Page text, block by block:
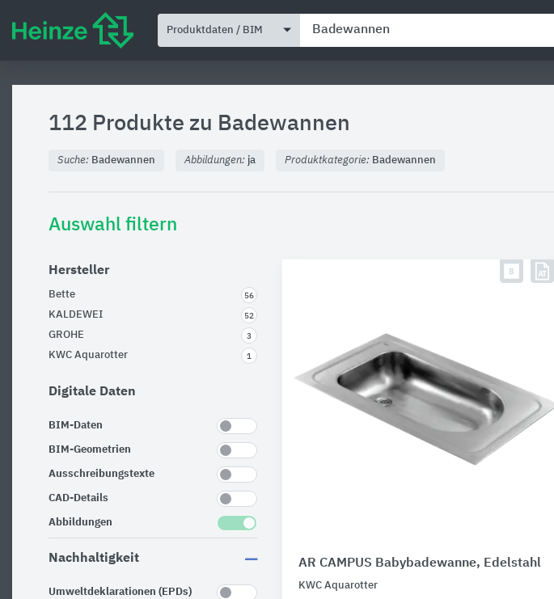
Produktdaten / BIM
112 Produkte zu Badewannen
Suche: Badewannen Abbildungen: ja Produktkategorie: Badewannen
Auswahl filtern
Hersteller
Bette 56
KALDEWEI 52
GROHE 3
KWC Aquarotter 1
Digitale Daten
BIM-Daten
BIM-Geometrien
Ausschreibungstexte
CAD-Details
Abbildungen
Nachhaltigkeit
Umweltdeklarationen (EPDs)
AR CAMPUS Babybadewanne, Edelstahl
KWC Aquarotter